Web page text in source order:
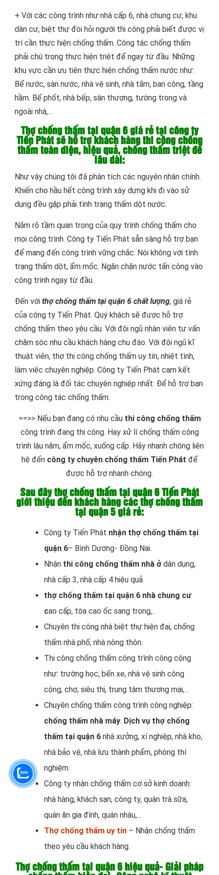
+ Với các công trình như nhà cấp 6, nhà chung cư, khu
dân cư, biệt thự đòi hỏi người thi công phải biết được vị
trí cần thực hiện chống thấm. Công tác chống thấm
phải chú trọng thực hiện triệt để ngay từ đầu. Những
khu vực cần ưu tiên thực hiện chống thấm nước như:
Bể nước, sàn nước, nhà vệ sinh, nhà tắm, ban công, tầng
hầm. Bể phốt, nhà bếp, sân thượng, tường trong và
ngoài nhà,…
Thợ chống thấm tại quận 6 giá rẻ tại công ty
Tiến Phát sẽ hỗ trợ khách hàng thi công chống
thấm toàn diện, hiệu quả, chống thấm triệt để
lâu dài:
Như vậy chúng tôi đã phân tích các nguyên nhân chính.
Khiến cho hầu hết công trình xây dựng khi đi vào sử
dụng đều gặp phải tình trạng thấm dột nước.
Nắm rõ tầm quan trọng của quy trình chống thấm cho
mọi công trình. Công ty Tiến Phát sẵn sàng hỗ trợ bạn
để mang đến công trình vững chắc. Nói không với tình
trạng thấm dột, ẩm mốc. Ngăn chặn nước tấn công vào
công trình ngay từ đầu.
Đến với thợ chống thấm tại quận 6 chất lượng, giá rẻ
của công ty Tiến Phát. Quý khách sẽ được hỗ trợ
chống thấm theo yêu cầu. Với đội ngũ nhân viên tư vấn
chăm sóc nhu cầu khách hàng chu đáo. Với đội ngũ kĩ
thuật viên, thợ thi công chống thấm uy tín, nhiệt tình,
làm việc chuyên nghiệp. Công ty Tiến Phát cam kết
xứng đáng là đối tác chuyên nghiệp nhất. Để hỗ trợ bạn
trong công tác chống thấm.
==>> Nếu bạn đang có nhu cầuthi công chống thấm
công trình đang thi công. Hay xử lí chống thấm công
trình lâu năm, ẩm mốc, xuống cấp. Hãy nhanh chóng liên
hệ đến công ty chuyên chống thấm Tiến Phát để
được hỗ trợ nhanh chóng.
Sau đây thợ chống thấm tại quận 6 Tiến Phát
giới thiệu đến khách hàng các thợ chống thấm
tại quận 5 giá rẻ:
Công ty Tiến Phát nhận thợ chống thấm tại
quận 6– Bình Dương- Đồng Nai.
Nhận thi công chống thấm nhà ở dân dụng,
nhà cấp 3, nhà cấp 4 hiệu quả.
thợ chống thấm tại quận 6 nhà chung cư
cao cấp, tòa cao ốc sang trọng,..
Chuyên thi công nhà biệt thự hiện đại, chống
thấm nhà phố, nhà nông thôn.
Thi công chống thấm công trình công cộng
như: trường học, bến xe, nhà vệ sinh công
cộng, chợ, siêu thị, trung tâm thương mại,…
Chuyên chống thấm công trình công nghiệp:
chống thấm nhà máy. Dịch vụ thợ chống
thấm tại quận 6 nhà xưởng, xí nghiệp, nhà kho,
nhà bảo vệ, nhà lưu thành phẩm, phòng thí
nghiệm.
Công ty nhận chống thấm cơ sở kinh doanh:
nhà hàng, khách sạn, công ty, quán trà sữa,
quán ăn gia đình, quán nhậu,…
Thợ chống thấm uy tín – Nhận chống thấm
theo yêu cầu khách hàng.
Thợ chống thấm tại quận 6 hiệu quả- Giải pháp